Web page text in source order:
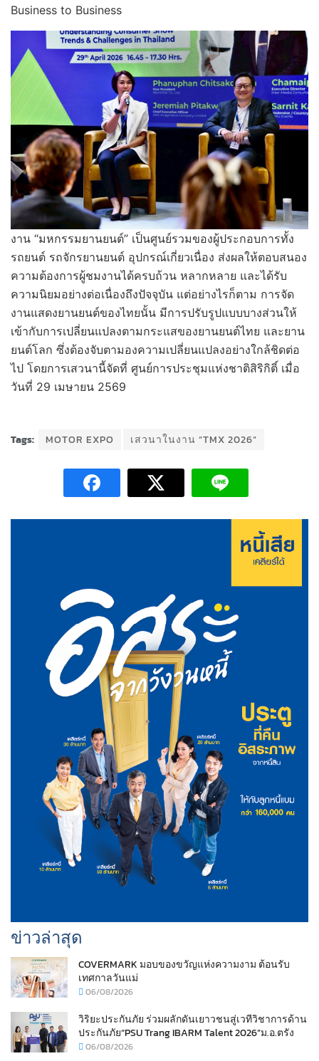
Business to Business
งาน “มหกรรมยานยนต์” เป็นศูนย์รวมของผู้ประกอบการทั้ง
รถยนต์ รถจักรยานยนต์ อุปกรณ์เกี่ยวเนื่อง ส่งผลให้ตอบสนอง
ความต้องการผู้ชมงานได้ครบถ้วน หลากหลาย และได้รับ
ความนิยมอย่างต่อเนื่องถึงปัจจุบัน แต่อย่างไรก็ตาม การจัด
งานแสดงยานยนต์ของไทยนั้น มีการปรับรูปแบบบางส่วนให้
เข้ากับการเปลี่ยนแปลงตามกระแสของยานยนต์ไทย และยาน
ยนต์โลก ซึ่งต้องจับตามองความเปลี่ยนแปลงอย่างใกล้ชิดต่อ
ไป โดยการเสวนานี้จัดที่ ศูนย์การประชุมแห่งชาติสิริกิติ์ เมื่อ
วันที่ 29 เมษายน 2569
Tags: MOTOR EXPO เสวนาในงาน “TMX 2026”
ข่าวล่าสุด
COVERMARK มอบของขวัญแห่งความงาม ต้อนรับ
เทศกาลวันแม่
06/08/2026
วิริยะประกันภัย ร่วมผลักดันเยาวชนสู่เวทีวิชาการด้าน
ประกันภัย“PSU Trang IBARM Talent 2026”ม.อ.ตรัง
06/08/2026